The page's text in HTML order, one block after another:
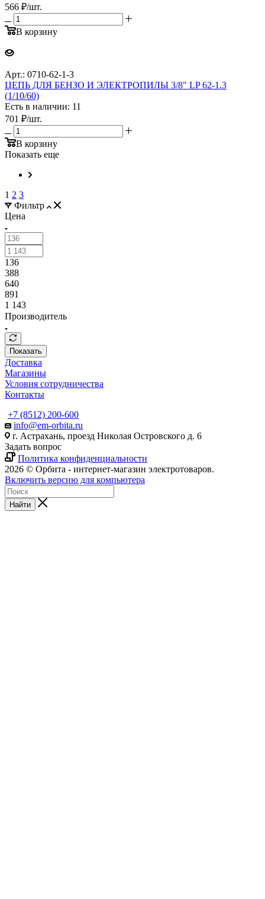
566 ₽/шт.
В корзину
Арт.: 0710-62-1-3
ЦЕПЬ ДЛЯ БЕНЗО И ЭЛЕКТРОПИЛЫ 3/8" LP 62-1.3
(1/10/60)
Есть в наличии: 11
701 ₽/шт.
В корзину
Показать еще
1 2 3
Фильтр
Цена
136
388
640
891
1 143
Производитель
Показать
Доставка
Магазины
Условия сотрудничества
Контакты
+7 (8512) 200-600
info@em-orbita.ru
г. Астрахань, проезд Николая Островского д. 6
Задать вопрос
Политика конфиденциальности
2026 © Орбита - интернет-магазин электротоваров.
Включить версию для компьютера
Найти